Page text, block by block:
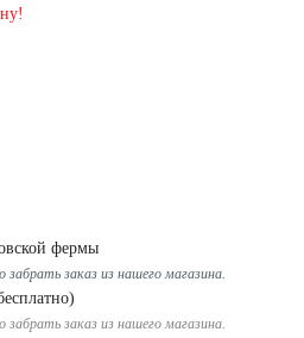
фермы
заказ из нашего магазина.
заказ из нашего магазина.